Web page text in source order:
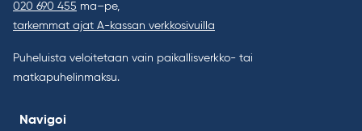
020 690 455 ma–pe,
tarkemmat ajat A-kassan verkkosivuilla
Puheluista veloitetaan vain paikallisverkko- tai
matkapuhelinmaksu.
Navigoi